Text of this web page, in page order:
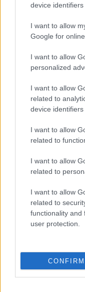
device identifiers
I want to allow
Google for
I want to allow
personalized
I want to allow
related to
device identifiers
I want to allow
related to
I want to allow
related to
I want to allow
related to
functionality and
user protection.
CONFIRM
Aforismi
aforismi e citazioni
database) •
consentita
il sito ricava una